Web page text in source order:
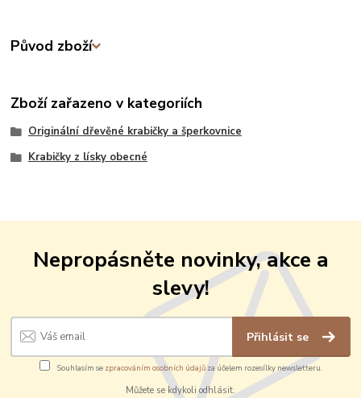
Původ zboží
Zboží zařazeno v kategoriích
Originální dřevěné krabičky a šperkovnice
Krabičky z lísky obecné
Nepropásněte novinky, akce a
slevy!
Přihlásit se
Souhlasím se zpracováním osobních údajůza účelem rozesílky newsletteru.
Můžete se kdykoli odhlásit.